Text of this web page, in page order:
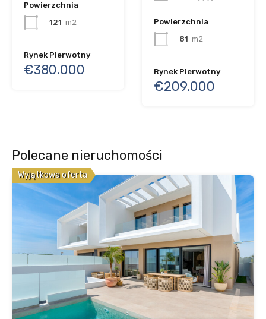
Powierzchnia
121 m2
Rynek Pierwotny
€380.000
Powierzchnia
81 m2
Rynek Pierwotny
€209.000
Polecane nieruchomości
Wyjątkowa oferta